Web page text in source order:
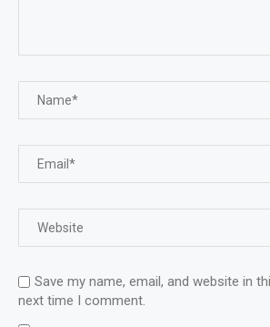
Save my name, email, and website in
next time I comment.